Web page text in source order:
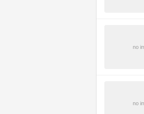
no
no